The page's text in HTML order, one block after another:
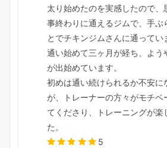
太り始めたのを実感したので、
事終わりに通えるジムで、手ぶ
とでチキンジムさんに通ってい
通い始めて三ヶ月が経ち、よう
が出始めています。
初めは通い続けられるか不安に
が、トレーナーの方々がモチベ
てくださり、トレーニングが楽
た。
5